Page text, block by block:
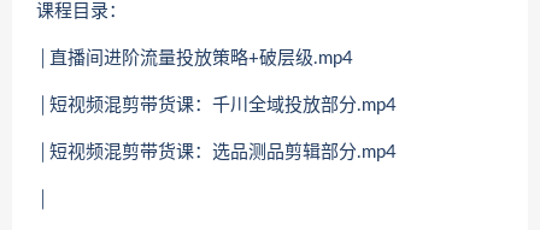
课程目录：
│直播间进阶流量投放策略+破层级.mp4
│短视频混剪带货课：千川全域投放部分.mp4
│短视频混剪带货课：选品测品剪辑部分.mp4